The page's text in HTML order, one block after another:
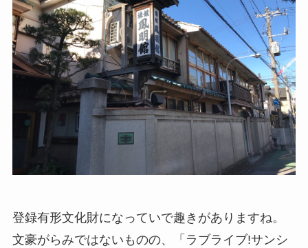
登録有形文化財になっていで趣きがありますね。
文豪がらみではないものの、「ラブライブ!サンシ